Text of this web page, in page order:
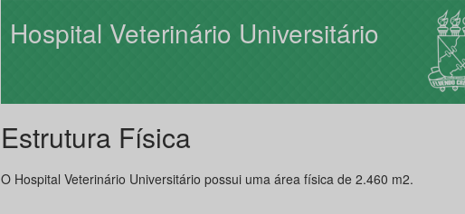
Hospital Veterinário Universitário
Estrutura Física
O Hospital Veterinário Universitário possui uma área física de 2.460 m2.